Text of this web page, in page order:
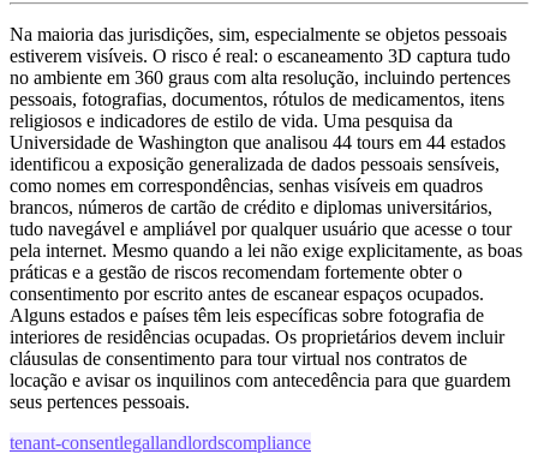
Na maioria das jurisdições, sim, especialmente se objetos pessoais
estiverem visíveis. O risco é real: o escaneamento 3D captura tudo
no ambiente em 360 graus com alta resolução, incluindo pertences
pessoais, fotografias, documentos, rótulos de medicamentos, itens
religiosos e indicadores de estilo de vida. Uma pesquisa da
Universidade de Washington que analisou 44 tours em 44 estados
identificou a exposição generalizada de dados pessoais sensíveis,
como nomes em correspondências, senhas visíveis em quadros
brancos, números de cartão de crédito e diplomas universitários,
tudo navegável e ampliável por qualquer usuário que acesse o tour
pela internet. Mesmo quando a lei não exige explicitamente, as boas
práticas e a gestão de riscos recomendam fortemente obter o
consentimento por escrito antes de escanear espaços ocupados.
Alguns estados e países têm leis específicas sobre fotografia de
interiores de residências ocupadas. Os proprietários devem incluir
cláusulas de consentimento para tour virtual nos contratos de
locação e avisar os inquilinos com antecedência para que guardem
seus pertences pessoais.
tenant-consentlegallandlordscompliance